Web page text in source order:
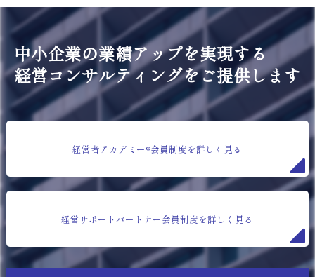
中小企業の業績アップを実現する
経営コンサルティングをご提供します
経営者アカデミー®会員制度を詳しく見る
経営サポートパートナー会員制度を詳しく見る